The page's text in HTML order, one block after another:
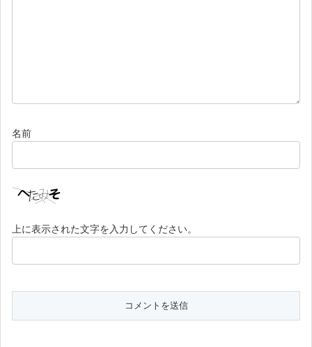
名前
上に表示された文字を入力してください。